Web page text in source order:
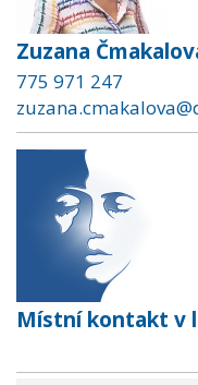
Zuzana
775 971 247
Místní kontakt v